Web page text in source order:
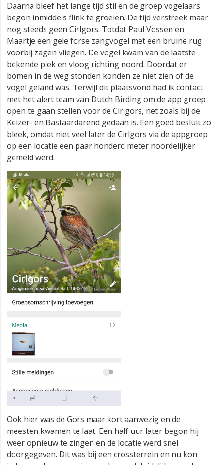
Daarna bleef het lange tijd stil en de groep vogelaars
begon inmiddels flink te groeien. De tijd verstreek maar
nog steeds geen Cirlgors. Totdat Paul Vossen en
Maartje een gele forse zangvogel met een bruine rug
voorbij zagen vliegen. De vogel kwam van de laatste
bekende plek en vloog richting noord. Doordat er
bomen in de weg stonden konden ze niet zien of de
vogel geland was. Terwijl dit plaatsvond had ik contact
met het alert team van Dutch Birding om de app groep
open te gaan stellen voor de Cirlgors, net zoals bij de
Keizer- en Bastaardarend gedaan is. Een goed besluit zo
bleek, omdat niet veel later de Cirlgors via de appgroep
op een locatie een paar honderd meter noordelijker
gemeld werd.
Ook hier was de Gors maar kort aanwezig en de
meesten kwamen te laat. Een half uur later begon hij
weer opnieuw te zingen en de locatie werd snel
doorgegeven. Dit was bij een crossterrein en nu kon